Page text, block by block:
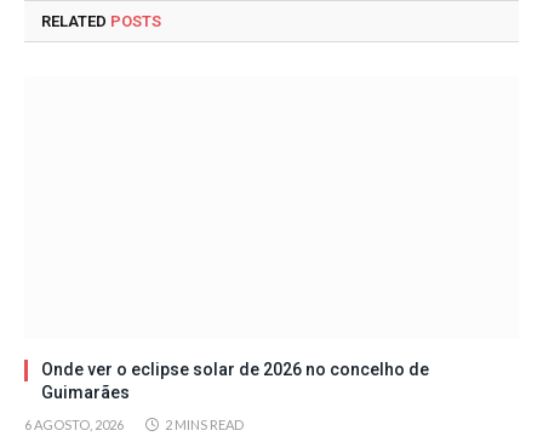
RELATED POSTS
Onde ver o eclipse solar de 2026 no concelho de
Guimarães
6 AGOSTO, 2026 2 MINS READ